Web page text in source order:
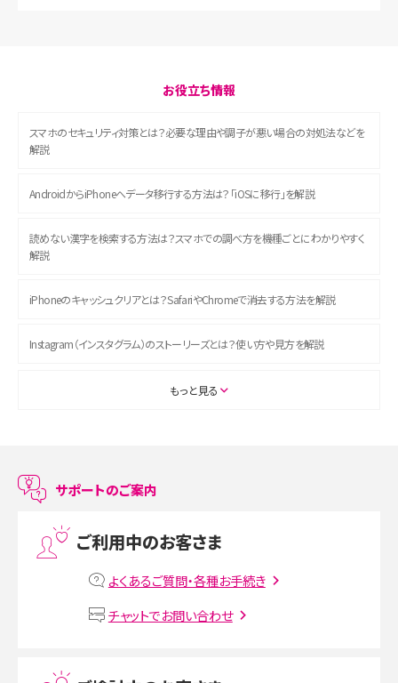
お役立ち情報
スマホのセキュリティ対策とは？必要な理由や調子が悪い場合の対処法などを
解説
AndroidからiPhoneへデータ移行する方法は？「iOSに移行」を解説
読めない漢字を検索する方法は？スマホでの調べ方を機種ごとにわかりやすく
解説
iPhoneのキャッシュクリアとは？SafariやChromeで消去する方法を解説
Instagram（インスタグラム）のストーリーズとは？使い方や見方を解説
ASMRとは？初心者向けの代表ジャンルや楽しみ方を解説
LINEで友だちを削除する方法は？方法ごとの影響や復活・復元する方法も解説
プリペイドSIMとは？種類やメリット・デメリット、利用までの流れを解説
VPN接続とは？仕組みや必要性、メリット・デメリット、接続方法を解説
もっと見る
サポートのご案内
ご利用中のお客さま
よくあるご質問・各種お手続き
チャットでお問い合わせ